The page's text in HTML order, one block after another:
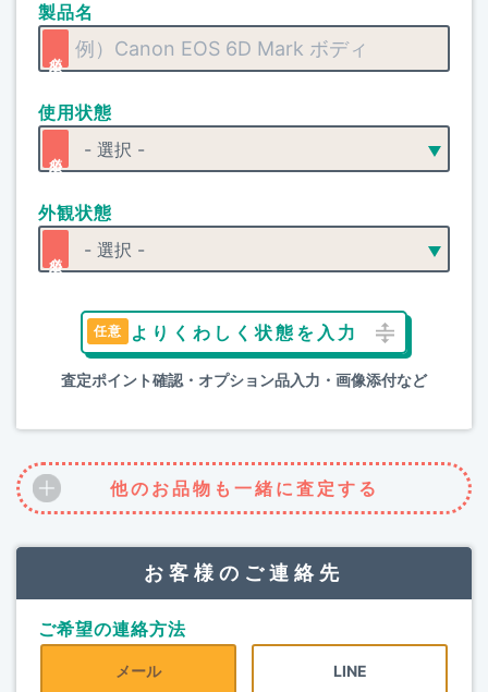
製品名
使用状態
外観状態
よりくわしく状態を入力
査定ポイント確認・オプション品入力・画像添付など
他のお品物も一緒に査定する
お客様のご連絡先
ご希望の連絡方法
メール LINE